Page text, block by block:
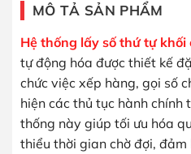
MÔ TẢ SẢN PHẨM
Hệ thống lấy số thứ tự khối
tự động hóa được thiết kế
chức việc xếp hàng, gọi số
hiện các thủ tục hành chính
thống này giúp tối ưu hóa
thiểu thời gian chờ đợi,